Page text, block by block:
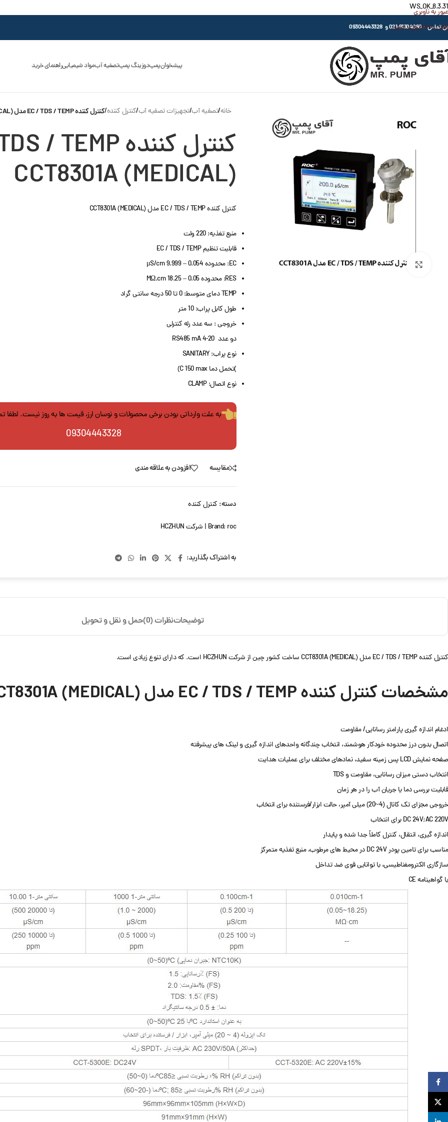
WS_OK_8.3.31
عبور به ناوبری
رفتن به محتوای اصلی
: 91304080-021 و 09304443328
پیشخوانپمپدوزینگ پمپتصفیه آبمواد شیمیاییراهنمای خرید
بزرگنمایی تصویر
خانه/تصفیه آب/تجهیزات تصفیه آب/کنترل کننده/کنترل کننده EC / TDS / TEMP مدل CCT8301A (MEDICAL)
CCT8301A (MEDICAL)
کنترل کننده EC / TDS / TEMP مدل CCT8301A (MEDICAL)
منبع تغذیه: 220 ولت
قابلیت تنظیم EC / TDS / TEMP
EC: محدوده 0.054 – 9.999 μS/cm
RES: محدوده 0.05 – 18.25 MΩ.cm
TEMP دمای متوسط: 0 تا 50 درجه سانتی گراد
طول کابل پراب: 10 متر
خروجی : سه عدد رله کنترلی
دو عدد RS485 mA 4-20
نوع پراب: SANITARY
)تحمل دما C 150 max)
نوع اتصال: CLAMP
به علت وارداتی بودن برخی محصولات و نوسان ارز، قیمت ها به روز نیست. لطفا
09304443328
مقایسه افزودن به علاقه مندی
دسته: کنترل کننده
Brand: roc | شرکت HCZHUN
به اشتراک بگذارید:
توضیحاتنظرات (0) حمل و نقل و تحویل
کنترل کننده EC / TDS / TEMP مدل CCT8301A (MEDICAL) ساخت کشور چین از شرکت HCZHUN است. که دارای تنوع زیادی است.
مشخصات کنترل کننده EC / TDS / TEMP مدل CCT8301A (MEDICAL)
ادغام اندازه گیری پارامتر رسانایی/ مقاومت
اتصال بدون درز محدوده خودکار هوشمند، انتخاب چندگانه واحدهای اندازه گیری و لینک های پیشرفته
صفحه نمایش LCD پس زمینه سفید، نمادهای مختلف برای عملیات هدایت
انتخاب دستی میزان رسانایی، مقاومت و TDS
قابلیت بررسی دما یا جریان آب را در هر زمان
خروجی مجزای تک کانال (4~20) میلی آمپر، حالت ابزار/فرستنده برای انتخاب
DC 24V;AC 220V برای انتخاب
اندازه گیری، انتقال، کنترل کاملاً جدا شده و پایدار
مناسب برای تامین پودر DC 24V در محیط های مرطوب، منبع تغذیه متمرکز
سازگاری الکترومغناطیسی، با توانایی قوی ضد تداخل
با گواهینامه CE
Facebook